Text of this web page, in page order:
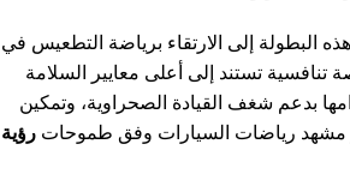
البطولة إلى الارتقاء برياضة التطعيس في
تنافسية تستند إلى أعلى معايير السلامة
بدعم شغف القيادة الصحراوية، وتمكين
مشهد رياضات السيارات وفق طموحات رؤية